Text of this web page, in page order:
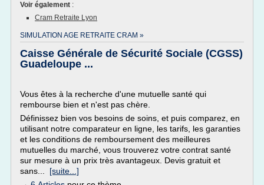
Voir également :
Cram Retraite Lyon
SIMULATION AGE RETRAITE CRAM »
Caisse Générale de Sécurité Sociale (CGSS)
Guadeloupe ...
Vous êtes à la recherche d'une mutuelle santé qui
rembourse bien et n'est pas chère.
Définissez bien vos besoins de soins, et puis comparez, en
utilisant notre comparateur en ligne, les tarifs, les garanties
et les conditions de remboursement des meilleures
mutuelles du marché, vous trouverez votre contrat santé
sur mesure à un prix très avantageux. Devis gratuit et
sans... [suite...]